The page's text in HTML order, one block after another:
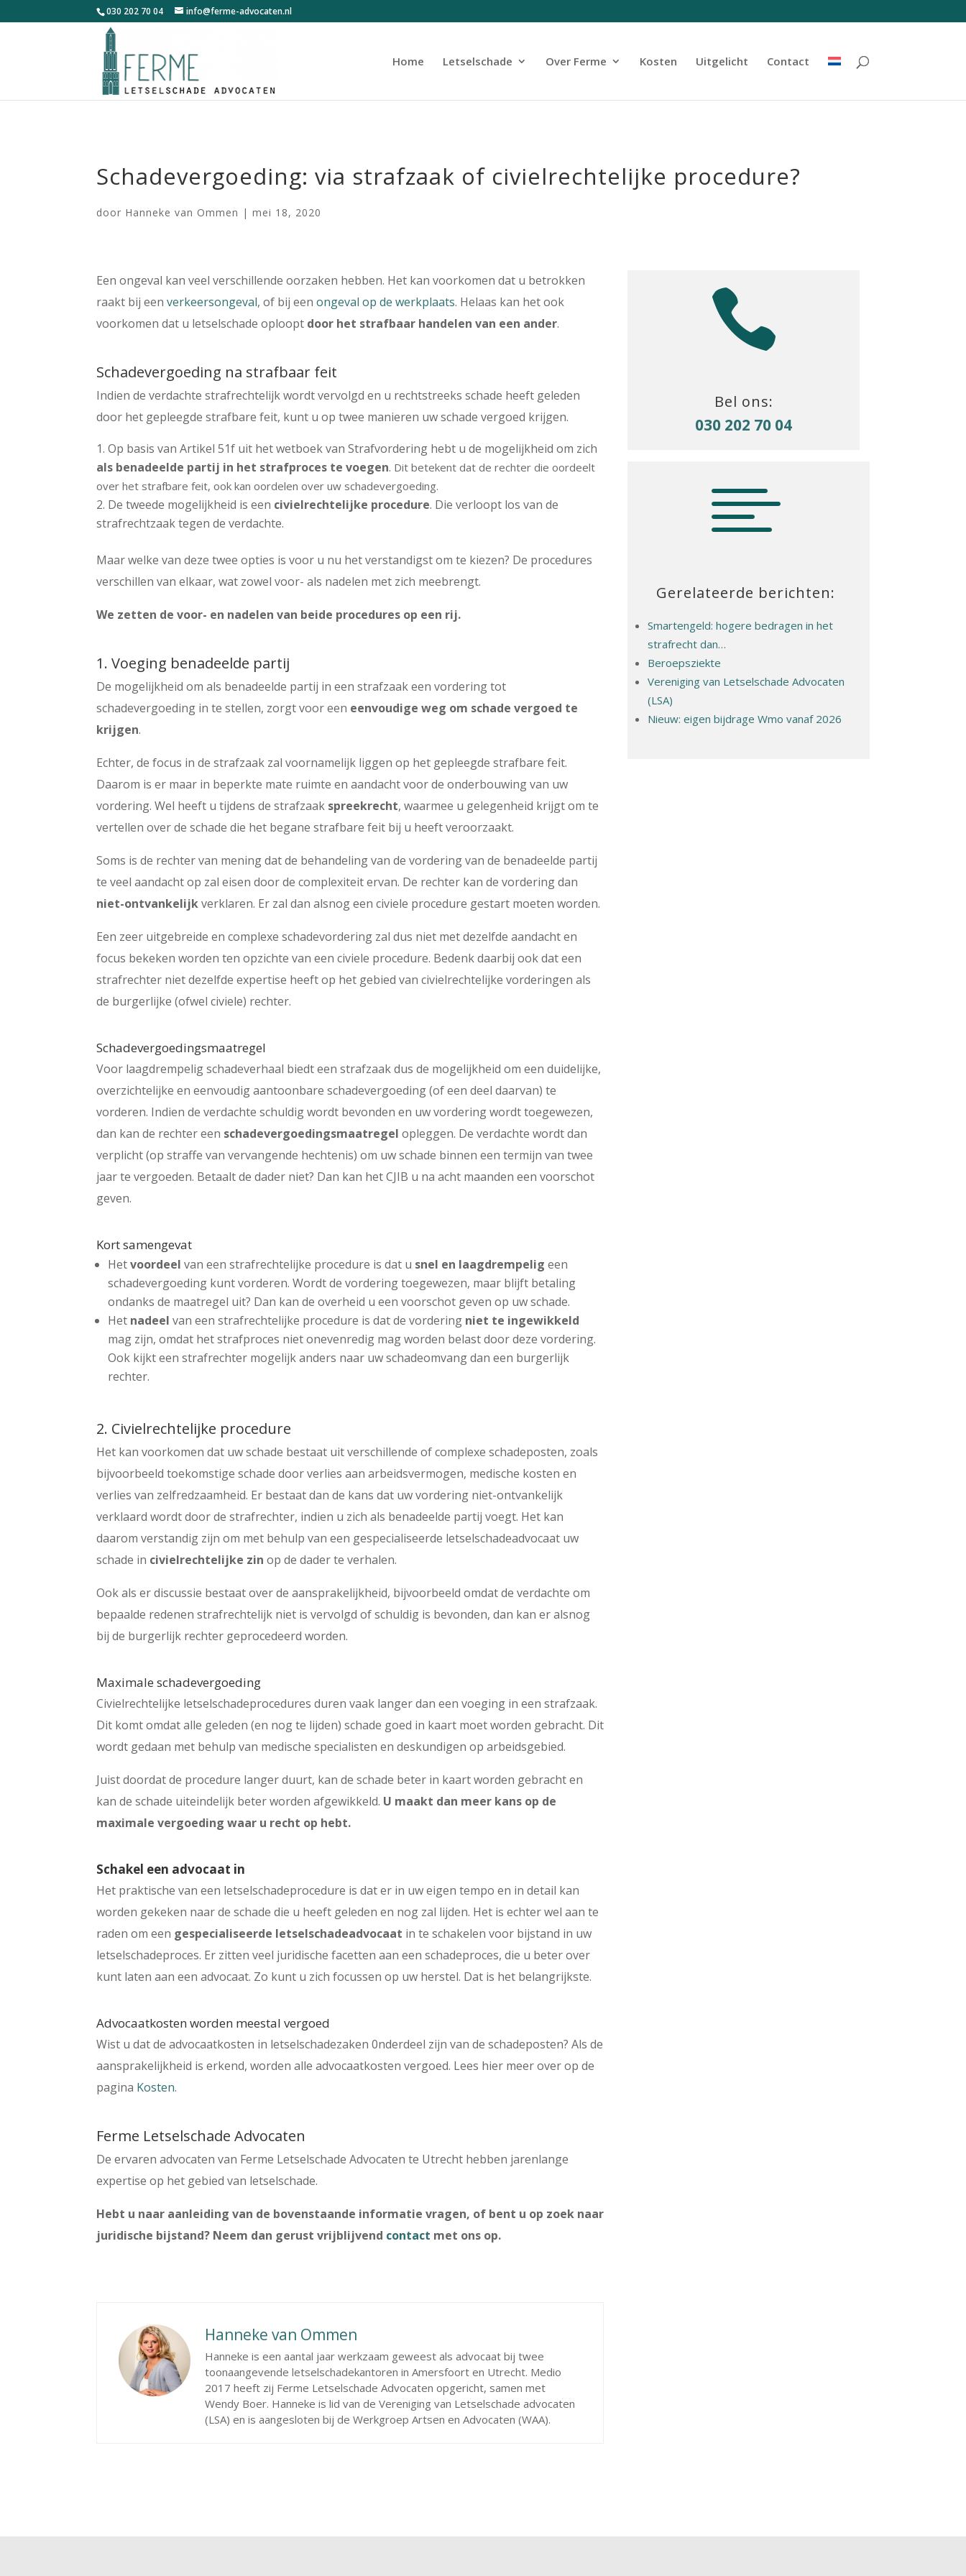
030 202 70 04 info@ferme-advocaten.nl
Home Letselschade Over Ferme Kosten Uitgelicht Contact
Schadevergoeding: via strafzaak of civielrechtelijke procedure?
door Hanneke van Ommen |mei 18, 2020
Een ongeval kan veel verschillende oorzaken hebben. Het kan voorkomen dat u betrokken
raakt bij eenverkeersongeval, of bij eenongeval op de werkplaats. Helaas kan het ook
voorkomen dat u letselschade oploopt door het strafbaar handelen van een ander.
Schadevergoeding na strafbaar feit
Indien de verdachte strafrechtelijk wordt vervolgd en u rechtstreeks schade heeft geleden
door het gepleegde strafbare feit, kunt u op twee manieren uw schade vergoed krijgen.
Op basis van Artikel 51f uit het wetboek van Strafvordering hebt u de mogelijkheid om zich
als benadeelde partij in het strafproces te voegen. Dit betekent dat de rechter die oordeelt
over het strafbare feit, ook kan oordelen over uw schadevergoeding.
De tweede mogelijkheid is een civielrechtelijke procedure. Die verloopt los van de
strafrechtzaak tegen de verdachte.
Maar welke van deze twee opties is voor u nu het verstandigst om te kiezen? De procedures
verschillen van elkaar, wat zowel voor- als nadelen met zich meebrengt.
We zetten de voor- en nadelen van beide procedures op een rij.
1. Voeging benadeelde partij
De mogelijkheid om als benadeelde partij in een strafzaak een vordering tot
schadevergoeding in te stellen, zorgt voor een eenvoudige weg om schade vergoed te
krijgen.
Echter, de focus in de strafzaak zal voornamelijk liggen op het gepleegde strafbare feit.
Daarom is er maar in beperkte mate ruimte en aandacht voor de onderbouwing van uw
vordering. Wel heeft u tijdens de strafzaak spreekrecht, waarmee u gelegenheid krijgt om te
vertellen over de schade die het begane strafbare feit bij u heeft veroorzaakt.
Soms is de rechter van mening dat de behandeling van de vordering van de benadeelde partij
te veel aandacht op zal eisen door de complexiteit ervan. De rechter kan de vordering dan
niet-ontvankelijkverklaren. Er zal dan alsnog een civiele procedure gestart moeten worden.
Een zeer uitgebreide en complexe schadevordering zal dus niet met dezelfde aandacht en
focus bekeken worden ten opzichte van een civiele procedure. Bedenk daarbij ook dat een
strafrechter niet dezelfde expertise heeft op het gebied van civielrechtelijke vorderingen als
de burgerlijke (ofwel civiele) rechter.
Schadevergoedingsmaatregel
Voor laagdrempelig schadeverhaal biedt een strafzaak dus de mogelijkheid om een duidelijke,
overzichtelijke en eenvoudig aantoonbare schadevergoeding (of een deel daarvan) te
vorderen. Indien de verdachte schuldig wordt bevonden en uw vordering wordt toegewezen,
dan kan de rechter een schadevergoedingsmaatregel opleggen. De verdachte wordt dan
verplicht (op straffe van vervangende hechtenis) om uw schade binnen een termijn van twee
jaar te vergoeden. Betaalt de dader niet? Dan kan het CJIB u na acht maanden een voorschot
geven.
Kort samengevat
Hetvoordeel van een strafrechtelijke procedure is dat u snel en laagdrempelig een
schadevergoeding kunt vorderen. Wordt de vordering toegewezen, maar blijft betaling
ondanks de maatregel uit? Dan kan de overheid u een voorschot geven op uw schade.
Het nadeel van een strafrechtelijke procedure is dat de vordering niet te ingewikkeld
mag zijn, omdat het strafproces niet onevenredig mag worden belast door deze vordering.
Ook kijkt een strafrechter mogelijk anders naar uw schadeomvang dan een burgerlijk
rechter.
2. Civielrechtelijke procedure
Het kan voorkomen dat uw schade bestaat uit verschillende of complexe schadeposten, zoals
bijvoorbeeld toekomstige schade door verlies aan arbeidsvermogen, medische kosten en
verlies van zelfredzaamheid. Er bestaat dan de kans dat uw vordering niet-ontvankelijk
verklaard wordt door de strafrechter, indien u zich als benadeelde partij voegt. Het kan
daarom verstandig zijn om met behulp van een gespecialiseerde letselschadeadvocaat uw
schade in civielrechtelijke zin op de dader te verhalen.
Ook als er discussie bestaat over de aansprakelijkheid, bijvoorbeeld omdat de verdachte om
bepaalde redenen strafrechtelijk niet is vervolgd of schuldig is bevonden, dan kan er alsnog
bij de burgerlijk rechter geprocedeerd worden.
Maximale schadevergoeding
Civielrechtelijke letselschadeprocedures duren vaak langer dan een voeging in een strafzaak.
Dit komt omdat alle geleden (en nog te lijden) schade goed in kaart moet worden gebracht. Dit
wordt gedaan met behulp van medische specialisten en deskundigen op arbeidsgebied.
Juist doordat de procedure langer duurt, kan de schade beter in kaart worden gebracht en
kan de schade uiteindelijk beter worden afgewikkeld. U maakt dan meer kans op de
maximale vergoeding waar u recht op hebt.
Schakel een advocaat in
Het praktische van een letselschadeprocedure is dat er in uw eigen tempo en in detail kan
worden gekeken naar de schade die u heeft geleden en nog zal lijden. Het is echter wel aan te
raden om een gespecialiseerde letselschadeadvocaat in te schakelen voor bijstand in uw
letselschadeproces. Er zitten veel juridische facetten aan een schadeproces, die u beter over
kunt laten aan een advocaat. Zo kunt u zich focussen op uw herstel. Dat is het belangrijkste.
Advocaatkosten worden meestal vergoed
Wist u dat de advocaatkosten in letselschadezaken 0nderdeel zijn van de schadeposten? Als de
aansprakelijkheid is erkend, worden alle advocaatkosten vergoed. Lees hier meer over op de
pagina Kosten.
Ferme Letselschade Advocaten
De ervaren advocaten van Ferme Letselschade Advocaten te Utrecht hebben jarenlange
expertise op het gebied van letselschade.
Hebt u naar aanleiding van de bovenstaande informatie vragen, of bent u op zoek naar
juridische bijstand? Neem dan gerust vrijblijvend contact met ons op.
Hanneke van Ommen
Hanneke is een aantal jaar werkzaam geweest als advocaat bij twee
toonaangevende letselschadekantoren in Amersfoort en Utrecht. Medio
2017 heeft zij Ferme Letselschade Advocaten opgericht, samen met
Wendy Boer. Hanneke is lid van de Vereniging van Letselschade advocaten
(LSA) en is aangesloten bij de Werkgroep Artsen en Advocaten (WAA).

Bel ons:
030 202 70 04

Gerelateerde berichten:
Smartengeld: hogere bedragen in het
strafrecht dan…
Beroepsziekte
Vereniging van Letselschade Advocaten
(LSA)
Nieuw: eigen bijdrage Wmo vanaf 2026